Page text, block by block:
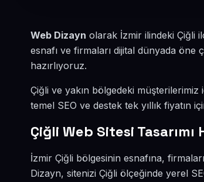
Web Dizayn olarak İzmir ilindeki Çiğli
esnafı ve firmaları dijital dünyada
hazırlıyoruz.
Çiğli ve yakın bölgedeki
temel SEO ve destek tek yıllık fiyatın
Çiğli Web Sitesi Tasarımı
İzmir Çiğli bölgesinin esnafına,
Dizayn, sitenizi Çiğli ölçeğinde yerel